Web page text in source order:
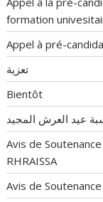
formation
Appel à pré-
تعزية
Bientôt
عيد العرش المجيد
Avis de
RHRAISSA
Avis de